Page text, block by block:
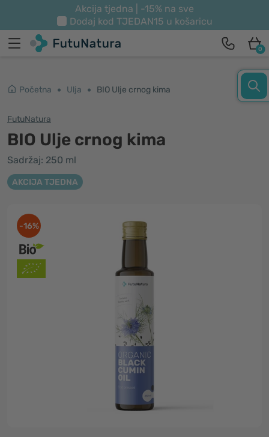
Akcija tjedna | -15% na sve
Dodaj kod TJEDAN15 u košaricu
0
Početna Ulja BIO Ulje crnog kima
FutuNatura
BIO Ulje crnog kima
Sadržaj: 250 ml
AKCIJA TJEDNA
-16%